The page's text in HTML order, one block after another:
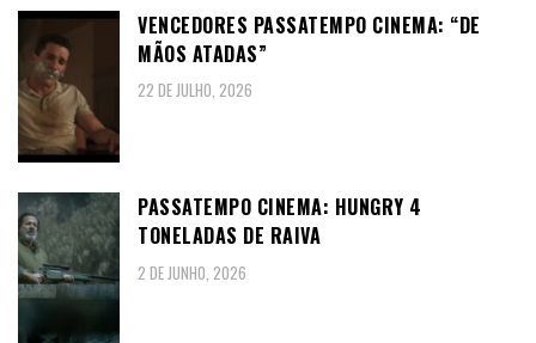
VENCEDORES PASSATEMPO CINEMA: “DE
MÃOS ATADAS”
22 DE JULHO, 2026
PASSATEMPO CINEMA: HUNGRY 4
TONELADAS DE RAIVA
2 DE JUNHO, 2026